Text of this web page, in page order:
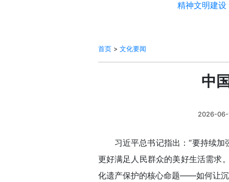
精神文明建设
首页> 文化要闻
中
2026-06-
习近平总书记指出：“要持续
更好满足人民群众的美好生活需求
化遗产保护的核心命题——如何让沉